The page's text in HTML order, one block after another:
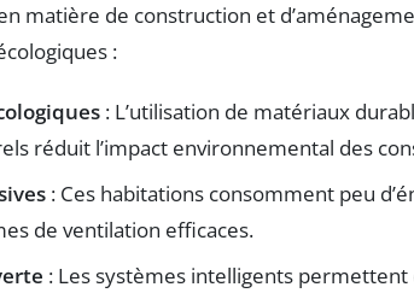
matière de construction et
:
: L’utilisation de matériaux
réduit l’impact environnemental des
: Ces habitations consomment peu
de ventilation efficaces.
: Les systèmes intelligents